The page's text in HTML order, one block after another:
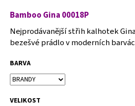
hvězdiček.
Bamboo Gina 00018P
Nejprodávanější střih kalhotek
bezešvé prádlo v moderních
BARVA
VELIKOST
HLEDAT
D
o
p